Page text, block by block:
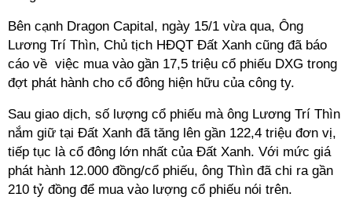
Bên cạnh Dragon Capital, ngày 15/1 vừa qua, Ông
Lương Trí Thìn, Chủ tịch HĐQT Đất Xanh cũng đã báo
cáo về việc mua vào gần 17,5 triệu cổ phiếu DXG trong
đợt phát hành cho cổ đông hiện hữu của công ty.
Sau giao dịch, số lượng cổ phiếu mà ông Lương Trí Thìn
nắm giữ tại Đất Xanh đã tăng lên gần 122,4 triệu đơn vị,
tiếp tục là cổ đông lớn nhất của Đất Xanh. Với mức giá
phát hành 12.000 đồng/cổ phiếu, ông Thìn đã chi ra gần
210 tỷ đồng để mua vào lượng cổ phiếu nói trên.